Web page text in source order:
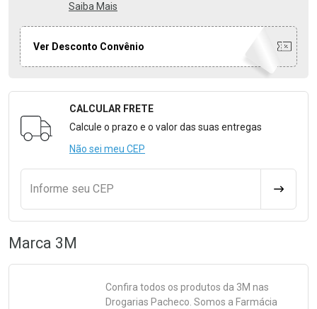
Saiba Mais
Ver Desconto Convênio
Formulário para Calcular o Frete
CALCULAR FRETE
Calcule o prazo e o valor das suas entregas
Não sei meu CEP
Informe seu CEP
Marca 3M
Confira todos os produtos da 3M nas
Drogarias Pacheco. Somos a Farmácia